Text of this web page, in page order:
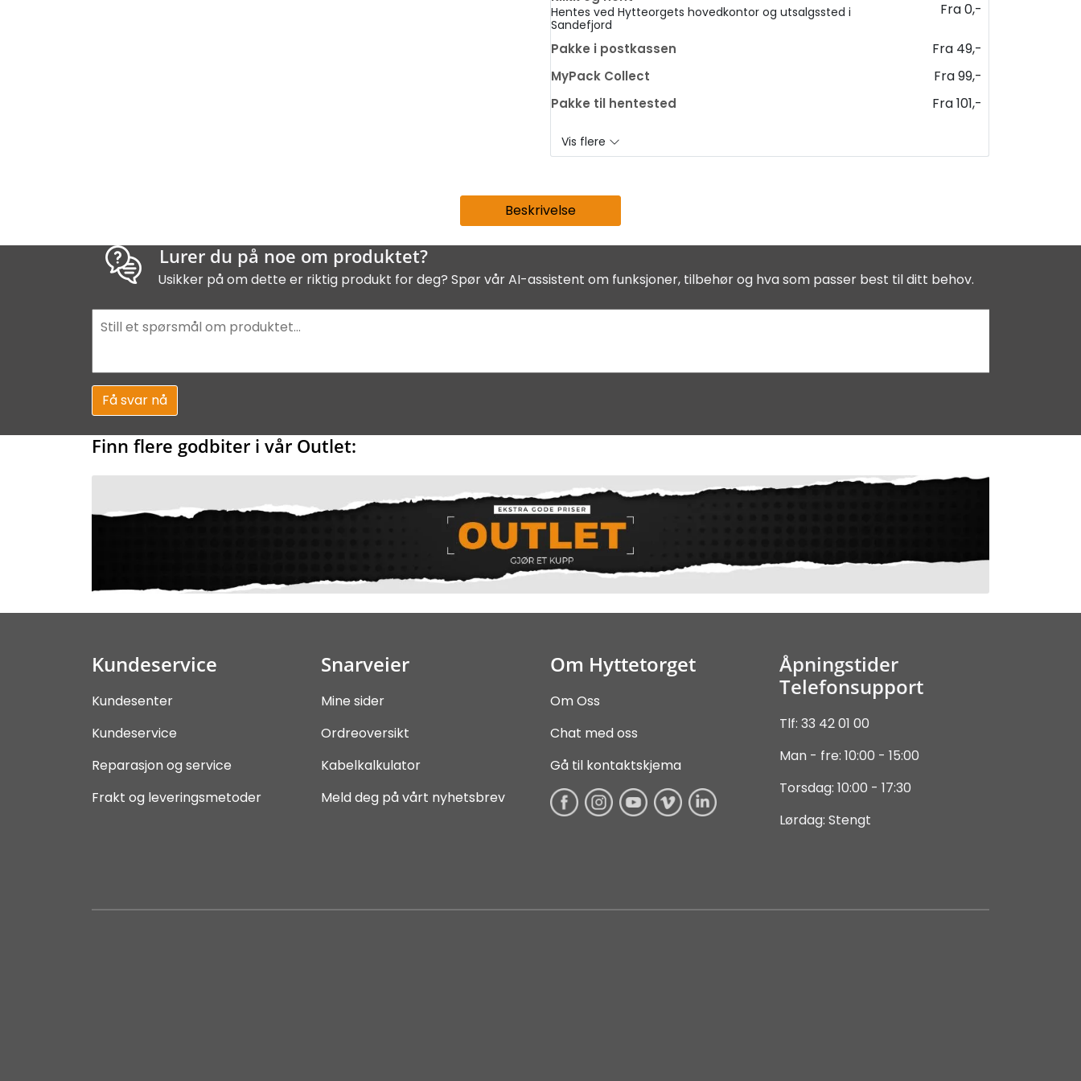
Hentes ved Hytteorgets hovedkontor og utsalgssted i
Sandefjord
Fra 0,-
Pakke i postkassen Fra 49,-
MyPack Collect Fra 99,-
Pakke til hentested Fra 101,-
Vis flere
Beskrivelse
Lurer du på noe om produktet?
Usikker på om dette er riktig produkt for deg? Spør vår AI-assistent om funksjoner, tilbehør og hva som passer best til ditt behov.
Få svar nå
Finn flere godbiter i vår Outlet:
Kundeservice
Kundesenter
Kundeservice
Reparasjon og service
Frakt og leveringsmetoder
Snarveier
Mine sider
Ordreoversikt
Kabelkalkulator
Meld deg på vårt nyhetsbrev
Om Hyttetorget
Om Oss
Chat med oss
Gå til kontaktskjema
Åpningstider
Telefonsupport
Tlf: 33 42 01 00
Man - fre: 10:00 - 15:00
Torsdag: 10:00 - 17:30
Lørdag: Stengt